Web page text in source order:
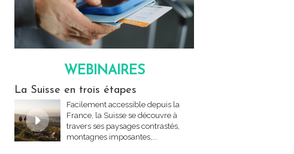
WEBINAIRES
La Suisse en trois étapes
Facilement accessible depuis la
France, la Suisse se découvre à
travers ses paysages contrastés,
montagnes imposantes,...